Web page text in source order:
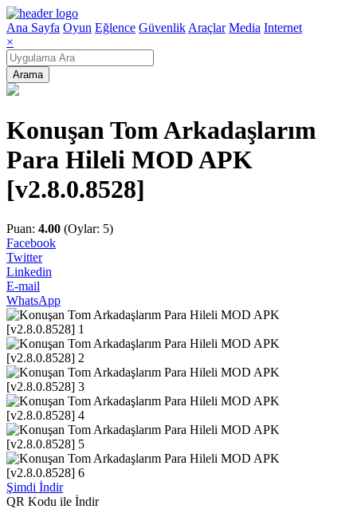
Ana Sayfa Oyun Eğlence Güvenlik Araçlar Media Internet
×
Arama
Konuşan Tom Arkadaşlarım
Para Hileli MOD APK
[v2.8.0.8528]
Puan: 4.00 (Oylar: 5)
Facebook
Twitter
Linkedin
E-mail
WhatsApp
Şimdi İndir
QR Kodu ile İndir